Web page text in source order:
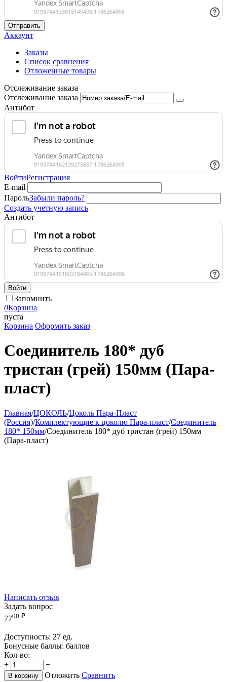
Отправить
Аккаунт
Заказы
Список сравнения
Отложенные товары
Отслеживание заказа
Отслеживание заказа
Антибот
ВойтиРегистрация
E-mail
ПарольЗабыли пароль?
Создать учетную запись
Антибот
Войти
Запомнить
0Корзина
пуста
Корзина Оформить заказ
Соединитель 180* дуб
тристан (грей) 150мм (Пара-
пласт)
Главная/ЦОКОЛЬ/Цоколь Пара-Пласт
(Россия)/Комплектующие к цоколю Пара-пласт/Соединитель
180* 150мм/Соединитель 180* дуб тристан (грей) 150мм
(Пара-пласт)
Написать отзыв
Задать вопрос
7700 ₽
Доступность: 27 ед.
Бонусные баллы: баллов
Кол-во:
+
−
В корзину Отложить Сравнить